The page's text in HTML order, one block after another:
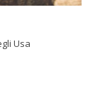
Usa